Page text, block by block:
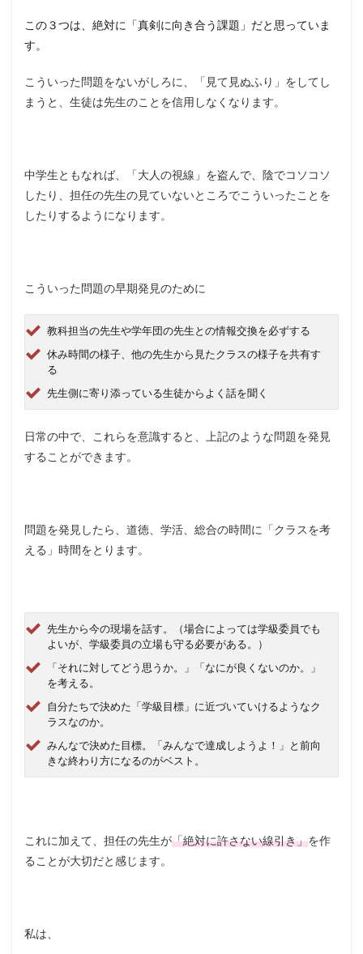
この３つは、絶対に「真剣に向き合う課題」だと思っていま
す。
こういった問題をないがしろに、「見て見ぬふり」をしてし
まうと、生徒は先生のことを信用しなくなります。
中学生ともなれば、「大人の視線」を盗んで、陰でコソコソ
したり、担任の先生の見ていないところでこういったことを
したりするようになります。
こういった問題の早期発見のために
教科担当の先生や学年団の先生との情報交換を必ずする
休み時間の様子、他の先生から見たクラスの様子を共有す
る
先生側に寄り添っている生徒からよく話を聞く
日常の中で、これらを意識すると、上記のような問題を発見
することができます。
問題を発見したら、道徳、学活、総合の時間に「クラスを考
える」時間をとります。
先生から今の現場を話す。（場合によっては学級委員でも
よいが、学級委員の立場も守る必要がある。）
「それに対してどう思うか。」「なにが良くないのか。」
を考える。
自分たちで決めた「学級目標」に近づいていけるようなク
ラスなのか。
みんなで決めた目標。「みんなで達成しようよ！」と前向
きな終わり方になるのがベスト。
これに加えて、担任の先生が「絶対に許さない線引き」を作
ることが大切だと感じます。
私は、